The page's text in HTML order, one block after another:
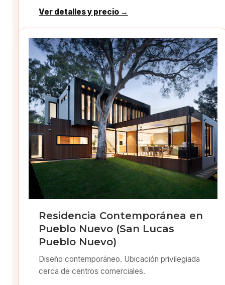
Ver detalles y precio →
Residencia Contemporánea en
Pueblo Nuevo (San Lucas
Pueblo Nuevo)
Diseño contemporáneo. Ubicación privilegiada
cerca de centros comerciales.